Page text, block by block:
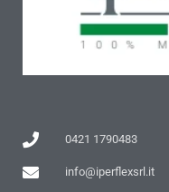
0421 1790483
info@iperflexsrl.it